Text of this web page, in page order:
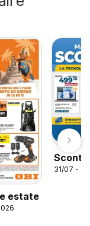
estate
31/07 -